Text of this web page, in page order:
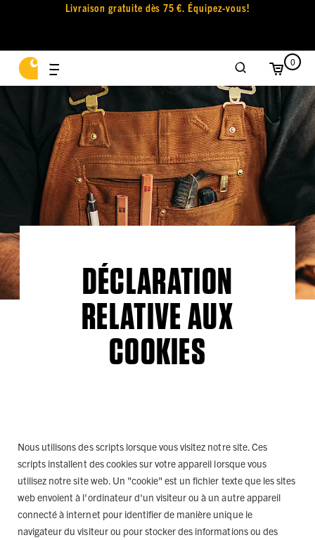
Livraison gratuite dès 75 €. Équipez-vous!
0
DÉCLARATION
RELATIVE AUX
COOKIES
Nous utilisons des scripts lorsque vous visitez notre site. Ces
scripts installent des cookies sur votre appareil lorsque vous
utilisez notre site web. Un "cookie" est un fichier texte que les sites
web envoient à l'ordinateur d'un visiteur ou à un autre appareil
connecté à internet pour identifier de manière unique le
navigateur du visiteur ou pour stocker des informations ou des